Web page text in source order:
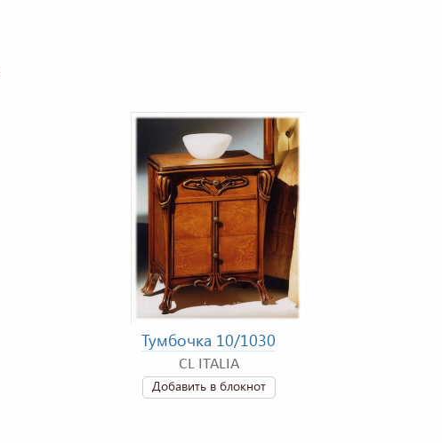
Тумбочка 10/1030
CL ITALIA
Добавить в блокнот